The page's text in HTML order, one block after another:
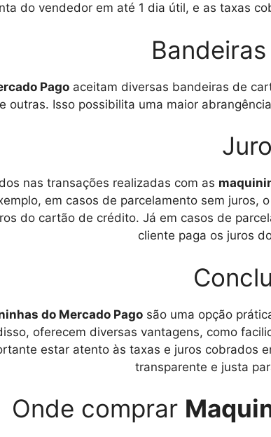
do vendedor em até 1 dia útil, e as taxas
Pago aceitam diversas bandeiras de
outras. Isso possibilita uma maior
nas transações realizadas com as
em casos de parcelamento sem
do cartão de crédito. Já em casos de
cliente paga os juros
do Mercado Pagosão uma opção
oferecem diversas vantagens, como
estar atento às taxas e juros cobrados
transparente e justa
Onde comprar